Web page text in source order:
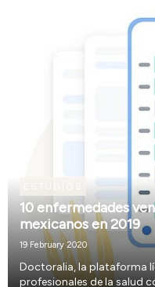
10 enfermedades
mexicanos en 2019
19 February 2020
Doctoralia, la plataforma
profesionales de la salud